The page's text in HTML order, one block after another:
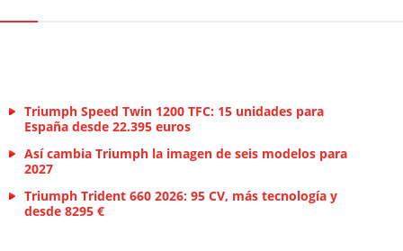
Triumph Speed Twin 1200 TFC: 15 unidades para
España desde 22.395 euros
Así cambia Triumph la imagen de seis modelos para
2027
Triumph Trident 660 2026: 95 CV, más tecnología y
desde 8295 €